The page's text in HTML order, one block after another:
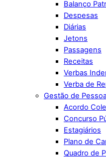
Balanço
Despesas
Diárias
Jetons
Passagens
Receitas
Verbas
Verba de
Gestão de
Acordo
Concurso
Estagiários
Plano de
Quadro de